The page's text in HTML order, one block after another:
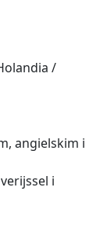
/
angielskim i
i